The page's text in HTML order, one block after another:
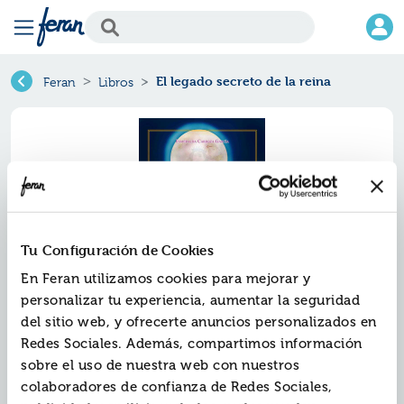
Tu Configuración de Cookies
En Feran utilizamos cookies para mejorar y
personalizar tu experiencia, aumentar la seguridad
del sitio web, y ofrecerte anuncios personalizados en
Redes Sociales. Además, compartimos información
sobre el uso de nuestra web con nuestros
colaboradores de confianza de Redes Sociales,
Feran Libros El legado secreto de la reina
El legado secreto de la reina
Ref.ZZZ-0746073
ISBN:9788490746073